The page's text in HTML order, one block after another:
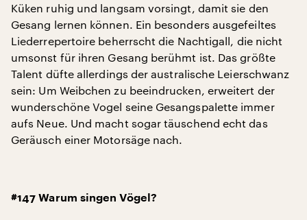
Küken ruhig und langsam vorsingt, damit sie den
Gesang lernen können. Ein besonders ausgefeiltes
Liederrepertoire beherrscht die Nachtigall, die nicht
umsonst für ihren Gesang berühmt ist. Das größte
Talent düfte allerdings der australische Leierschwanz
sein: Um Weibchen zu beeindrucken, erweitert der
wunderschöne Vogel seine Gesangspalette immer
aufs Neue. Und macht sogar täuschend echt das
Geräusch einer Motorsäge nach.
#147 Warum singen Vögel?